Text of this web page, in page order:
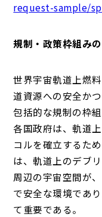
request-sample/
規制・政策枠組み
世界宇宙軌道上燃
道資源への安全か
包括的な規制の枠
各国政府は、軌道
コルを確立するた
は、軌道上のデブ
周辺の宇宙空間が
で安全な環境であ
て重要である。